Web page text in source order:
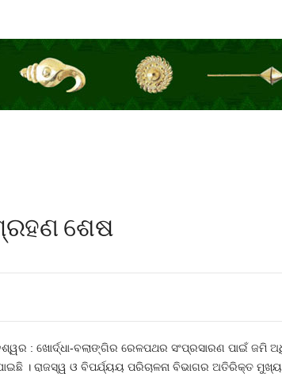
ଶେଷ
: ଖୋର୍ଦ୍ଧା-ବଲାଙ୍ଗିର ରେଳପଥର ସଂପ୍ରସାରଣ ପାଇଁ ଜମି
। ରାଜସ୍ୱ ଓ ବିପର୍ଯ୍ୟୟ ପରିଚାଳନା ବିଭାଗର ଅତିରିକ୍ତ